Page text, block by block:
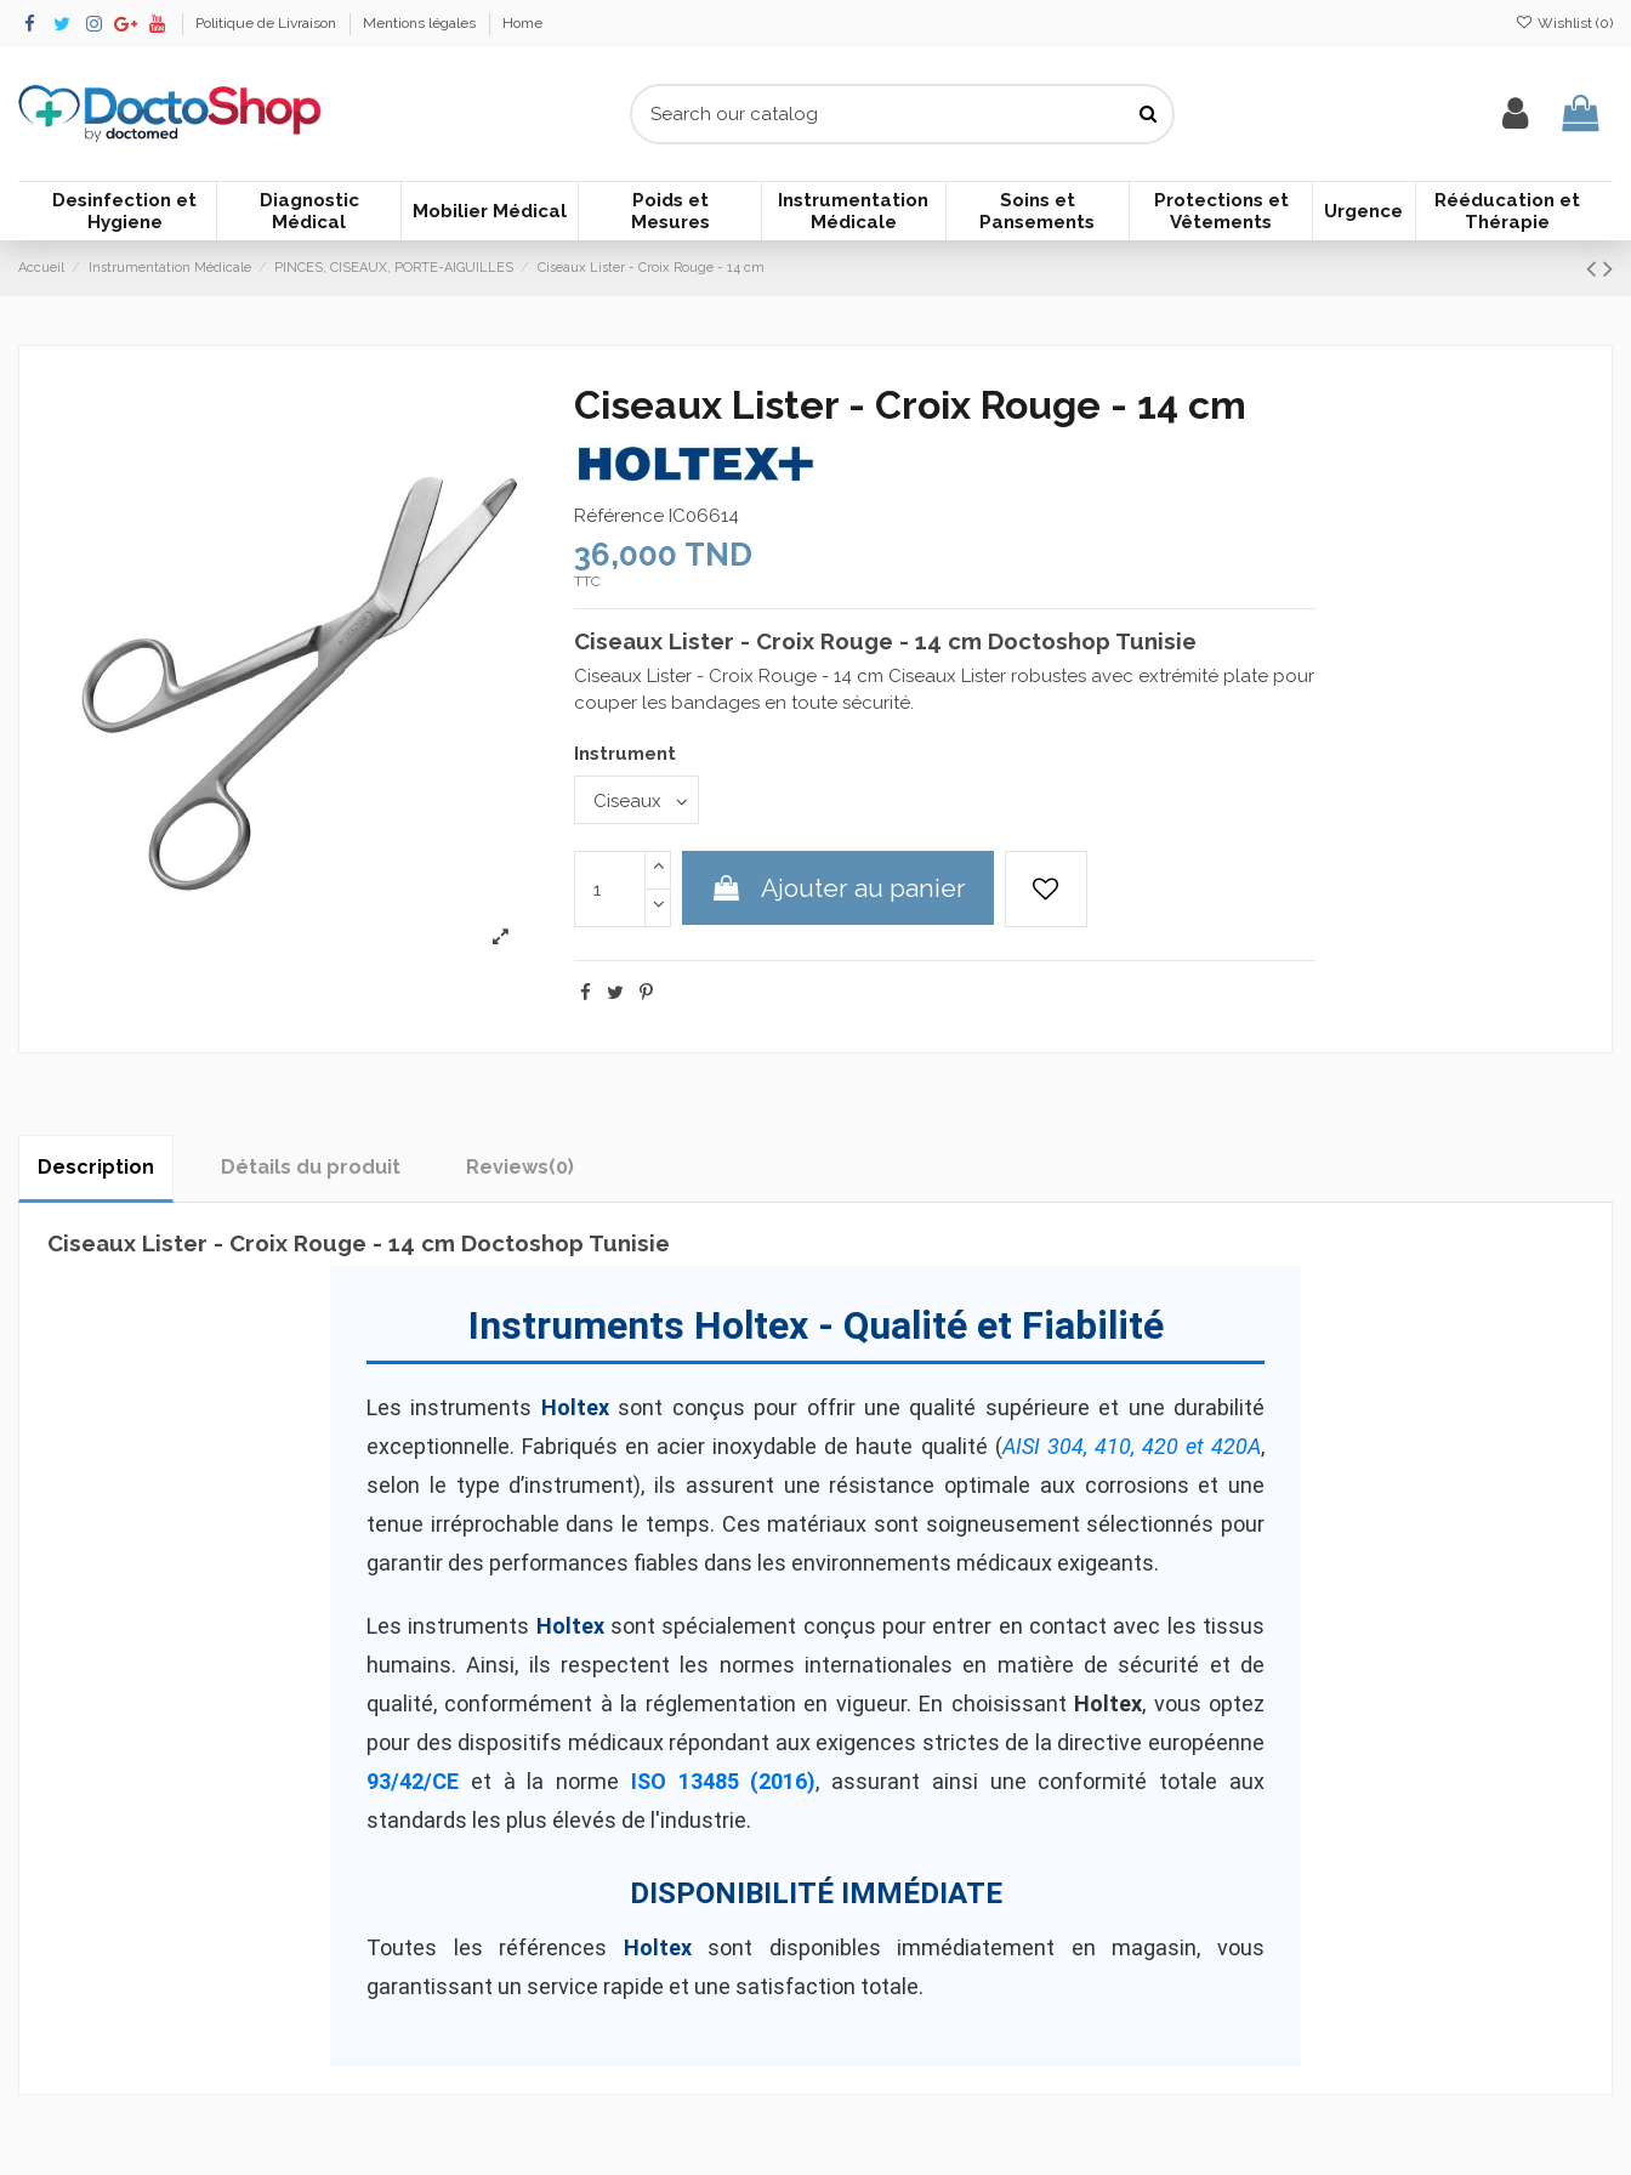
Politique de Livraison Mentions légales Home Wishlist (0)
Desinfection et
Hygiene
Diagnostic
Médical
Mobilier Médical
Poids et
Mesures
Instrumentation
Médicale
Soins et
Pansements
Protections et
Vêtements
Urgence
Rééducation et
Thérapie
Accueil Instrumentation Médicale PINCES, CISEAUX, PORTE-AIGUILLES Ciseaux Lister - Croix Rouge - 14 cm
Ciseaux Lister - Croix Rouge - 14 cm
Référence IC06614
36,000 TND
TTC
Ciseaux Lister - Croix Rouge - 14 cm Doctoshop Tunisie
Ciseaux Lister - Croix Rouge - 14 cm Ciseaux Lister robustes avec extrémité plate pour
couper les bandages en toute sécurité.
Instrument
Ajouter au panier
Description Détails du produit Reviews(0)
Ciseaux Lister - Croix Rouge - 14 cm Doctoshop Tunisie
Instruments Holtex - Qualité et Fiabilité
Les instruments Holtexsont conçus pour offrir une qualité supérieure et une durabilité
exceptionnelle. Fabriqués en acier inoxydable de haute qualité (AISI 304, 410, 420 et 420A,
selon le type d’instrument), ils assurent une résistance optimale aux corrosions et une
tenue irréprochable dans le temps. Ces matériaux sont soigneusement sélectionnés pour
garantir des performances fiables dans les environnements médicaux exigeants.
Les instruments Holtexsont spécialement conçus pour entrer en contact avec les tissus
humains. Ainsi, ils respectent les normes internationales en matière de sécurité et de
qualité, conformément à la réglementation en vigueur. En choisissant Holtex, vous optez
pour des dispositifs médicaux répondant aux exigences strictes de la directive européenne
93/42/CE et à la norme ISO 13485 (2016), assurant ainsi une conformité totale aux
standards les plus élevés de l'industrie.
DISPONIBILITÉ IMMÉDIATE
Toutes les références Holtexsont disponibles immédiatement en magasin, vous
garantissant un service rapide et une satisfaction totale.